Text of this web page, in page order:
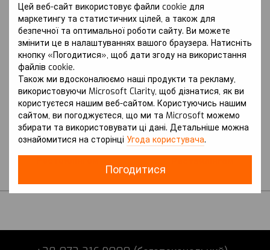
Цей веб-сайт використовує файли cookie для
маркетингу та статистичних цілей, а також для
безпечної та оптимальної роботи сайту. Ви можете
змінити це в налаштуваннях вашого браузера. Натисніть
кнопку «Погодитися», щоб дати згоду на використання
файлів cookie.
Також ми вдосконалюємо наші продукти та рекламу,
використовуючи Microsoft Clarity, щоб дізнатися, як ви
користуєтеся нашим веб-сайтом. Користуючись нашим
сайтом, ви погоджуєтеся, що ми та Microsoft можемо
збирати та використовувати ці дані. Детальніше можна
ознайомитися на сторінці Угода користувача.
Погодитися
Артикул: Micra (2003-2010 р.) III
покоління (K12) вкл. з
Рестайлінгом
Захист на Nissan Micra
(2003-2010 р.) III
покоління (K12) вкл. з
Артикул: Micra (2010-2016 р.) IV
покоління (K13) вкл. з
Рестайлінгом
NISSAN
Захист на Nissan Micra
(2010-2016 р.) IV
покоління (K13) вкл. з